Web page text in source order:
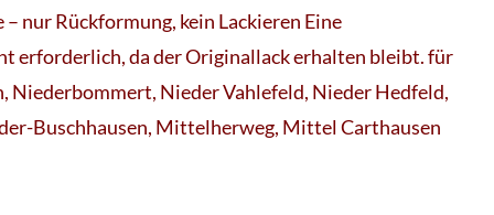
nur Rückformung, kein Lackieren Eine
erforderlich, da der Originallack erhalten bleibt. für
Niederbommert, Nieder Vahlefeld, Nieder Hedfeld,
Buschhausen, Mittelherweg, Mittel Carthausen